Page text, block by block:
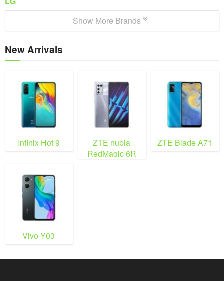
Show More Brands
New Arrivals
Infinix Hot 9
ZTE nubia
RedMagic 6R
ZTE Blade A71
Vivo Y03